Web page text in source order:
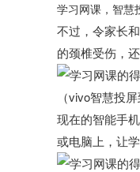
学习网课，智慧
不过，令家长
的颈椎受伤，
（vivo智慧投屏
现在的智能手
或电脑上，让